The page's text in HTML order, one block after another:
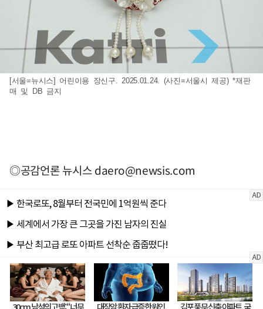
[서울=뉴시스] 어린이용 장신구. 2025.01.24. (사진=서울시 제공) *재판
매 및 DB 금지
◎공감언론 뉴시스daero@newsis.com